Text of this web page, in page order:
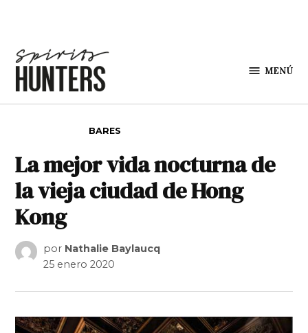
MENÚ
BARES
La mejor vida nocturna de
la vieja ciudad de Hong
Kong
por Nathalie Baylaucq
25 enero 2020